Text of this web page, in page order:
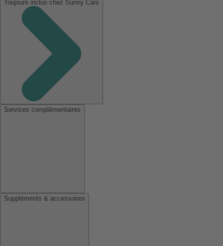
Toujours inclus chez Sunny Cars
Services complémentaires
Suppléments & accessoires